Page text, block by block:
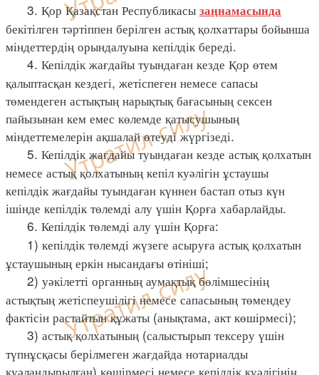
3. Қор Қазақстан Республикасы заңнамасында
бекітілген тәртіппен берілген астық қолхаттары бойынша
міндеттердің орындалуына кепілдік береді.
4. Кепілдік жағдайы туындаған кезде Қор өтем
қалыптасқан кездегі, жетіспеген немесе сапасы
төмендеген астықтың нарықтық бағасының сексен
пайызынан кем емес көлемде қатысушының
міндеттемелерін ақшалай өтеуді жүргізеді.
5. Кепілдік жағдайы туындаған кезде астық қолхатын
немесе астық қолхатының кепіл куәлігін ұстаушы
кепілдік жағдайы туындаған күннен бастап отыз күн
ішінде кепілдік төлемді алу үшін Қорға хабарлайды.
6. Кепілдік төлемді алу үшін Қорға:
1) кепілдік төлемді жүзеге асыруға астық қолхатын
ұстаушының еркін нысандағы өтініші;
2) уәкілетті органның аумақтық бөлімшесінің
астықтың жетіспеушілігі немесе сапасының төмендеу
фактісін растайтын құжаты (анықтама, акт көшірмесі);
3) астық қолхатының (салыстырып тексеру үшін
түпнұсқасы берілмеген жағдайда нотариалды
куәландырылған) көшірмесі немесе кепілдік куәлігінің